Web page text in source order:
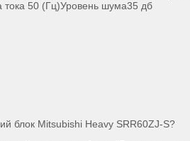
тока 50 (Гц)Уровень шума35 дб
блок Mitsubishi Heavy SRR60ZJ-S?